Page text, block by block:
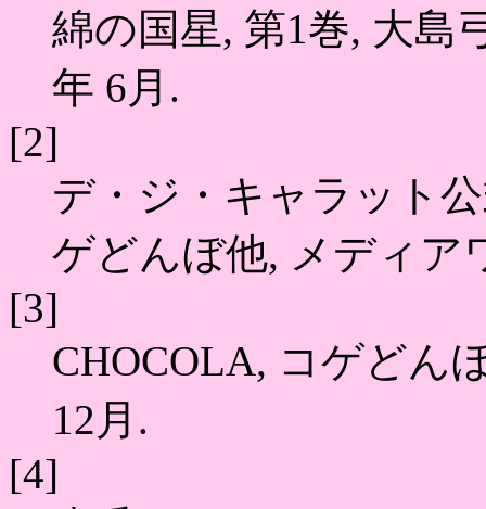
綿の国星, 第1巻, 大島
年 6月.
[2]
デ・ジ・キャラット
ゲどんぼ他, メディア
[3]
CHOCOLA, コゲどん
12月.
[4]